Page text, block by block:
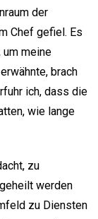
der
Chef gefiel. Es
um meine
brach
ich, dass die
wie lange
zu
werden
zu Diensten